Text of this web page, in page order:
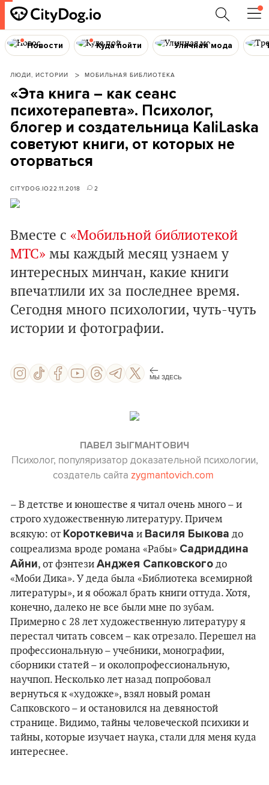
Новости Куда пойти Уличная мода
ЛЮДИ, ИСТОРИИ МОБИЛЬНАЯ БИБЛИОТЕКА
«Эта книга – как сеанс
психотерапевта». Психолог,
блогер и создательница KaliLaska
советуют книги, от которых не
оторваться
CITYDOG.IO22.11.2018 2
Вместе с «Мобильной библиотекой
МТС» мы каждый месяц узнаем у
интересных минчан, какие книги
впечатлили их за последнее время.
Сегодня много психологии, чуть-чуть
истории и фотографии.
МЫ ЗДЕСЬ
ПАВЕЛ ЗЫГМАНТОВИЧ
Психолог, популяризатор доказательной психологии,
создатель сайта zygmantovich.com
– В детстве и юношестве я читал очень много – и
строго художественную литературу. Причем
всякую: от Короткевича и Василя Быкова до
соцреализма вроде романа «Рабы» Садриддина
Айни, от фэнтези Анджея Сапковского до
«Моби Дика». У деда была «Библиотека всемирной
литературы», и я обожал брать книги оттуда. Хотя,
конечно, далеко не все были мне по зубам.
Примерно с 28 лет художественную литературу я
перестал читать совсем – как отрезало. Перешел на
профессиональную – учебники, монографии,
сборники статей – и околопрофессиональную,
научпоп. Несколько лет назад попробовал
вернуться к «художке», взял новый роман
Сапковского – и остановился на девяностой
странице. Видимо, тайны человеческой психики и
тайны, которые изучает наука, стали для меня куда
интереснее.